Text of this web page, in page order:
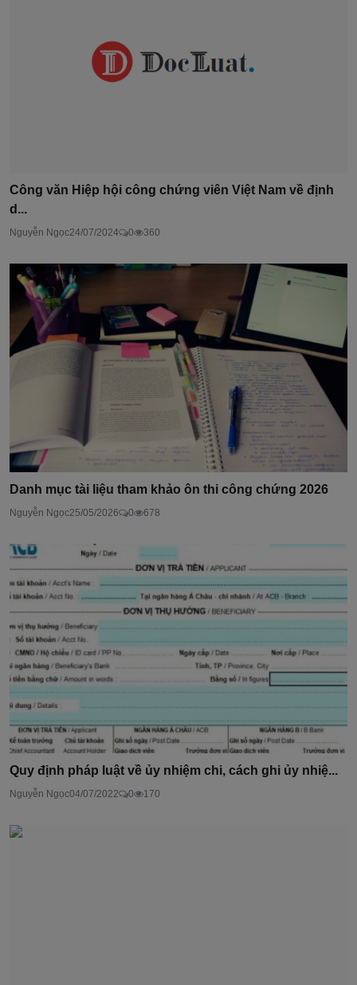
Công văn Hiệp hội công chứng viên Việt Nam về định
d...
Nguyễn Ngọc24/07/2024 0 360
Danh mục tài liệu tham khảo ôn thi công chứng 2026
Nguyễn Ngọc25/05/2026 0 678
Quy định pháp luật về ủy nhiệm chi, cách ghi ủy nhiệ...
Nguyễn Ngọc04/07/2022 0 170